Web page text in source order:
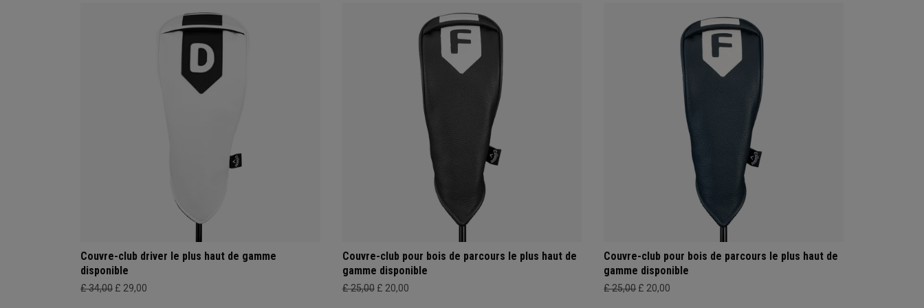
Couvre-club driver le plus haut de gamme
disponible
£ 34,00 £ 29,00
Couvre-club pour bois de parcours le plus haut de
gamme disponible
£ 25,00 £ 20,00
Couvre-club pour bois de parcours le plus haut de
gamme disponible
£ 25,00 £ 20,00